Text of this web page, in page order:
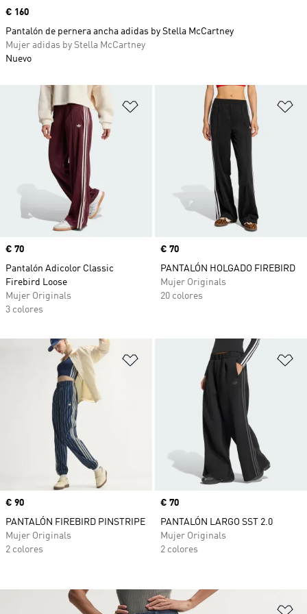
Añadir a la lista de deseos
Precio
€ 70
Pantalón Adicolor Classic
Firebird Loose
Mujer Originals
3 colores
Precio
€ 70
PANTALÓN HOLGADO FIREBIRD
Mujer Originals
20 colores
Añadir a la lista de deseos
Precio
€ 90
PANTALÓN FIREBIRD PINSTRIPE
Mujer Originals
2 colores
Precio
€ 70
PANTALÓN LARGO SST 2.0
Mujer Originals
2 colores
Precio
€ 160
Pantalón de pernera ancha adidas by Stella McCartney
Mujer adidas by Stella McCartney
Nuevo